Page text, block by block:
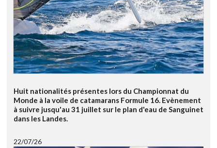
Huit nationalités présentes lors du Championnat du
Monde à la voile de catamarans Formule 16. Evènement
à suivre jusqu'au 31 juillet sur le plan d'eau de Sanguinet
dans les Landes.
22/07/26